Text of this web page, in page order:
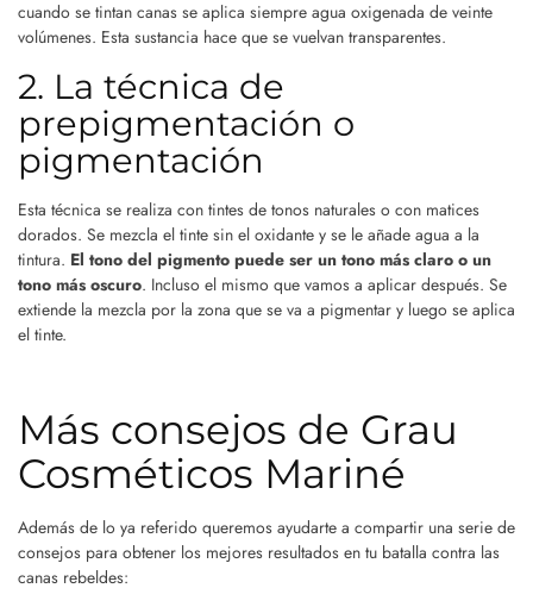
cuando se tintan canas se aplica siempre agua oxigenada de veinte
volúmenes. Esta sustancia hace que se vuelvan transparentes.
2. La técnica de
prepigmentación o
pigmentación
Esta técnica se realiza con tintes de tonos naturales o con matices
dorados. Se mezcla el tinte sin el oxidante y se le añade agua a la
tintura. El tono del pigmento puede ser un tono más claro o un
tono más oscuro. Incluso el mismo que vamos a aplicar después. Se
extiende la mezcla por la zona que se va a pigmentar y luego se aplica
el tinte.
Más consejos de Grau
Cosméticos Mariné
Además de lo ya referido queremos ayudarte a compartir una serie de
consejos para obtener los mejores resultados en tu batalla contra las
canas rebeldes: